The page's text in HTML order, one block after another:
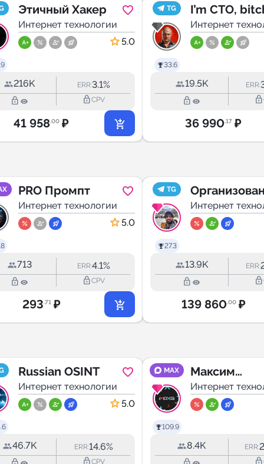
Этичный Хакер
Интернет технологии
5.0
216K ERR:3.1%
lock_outline lock_outlineCPV
41 958.00 ₽
TG
33.6
I’m CTO,
Интернет
19.5K ERR:
lock_outline lock_outline
36 990.17 ₽
PRO Промпт
Интернет технологии
5.0
713 ERR:4.1%
lock_outline lock_outlineCPV
293.71 ₽
TG
27.3
ие | Кирилл
Интернет
13.9K ERR:
lock_outline lock_outline
139 860.00 ₽
Russian OSINT
Интернет технологии
5.0
46.7K ERR:14.6%
lock_outlineCPV
MAX
109.9
Максим
Горшенин |
imaxai
Интернет
8.4K ERR:
lock_outline